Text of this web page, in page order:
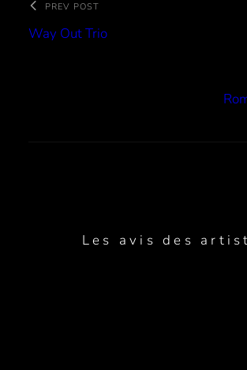
PREV POST
Way Out Trio
Les avis des